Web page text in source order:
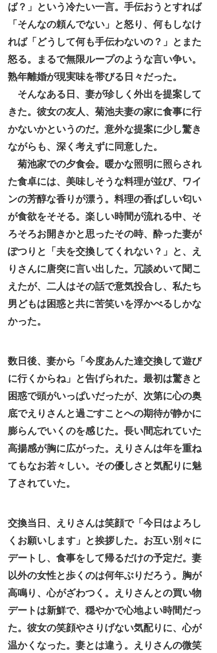
ば？」という冷たい一言。手伝おうとすれば
「そんなの頼んでない」と怒り、何もしなけ
れば「どうして何も手伝わないの？」とまた
怒る。まるで無限ループのような言い争い。
熟年離婚が現実味を帯びる日々だった。
そんなある日、妻が珍しく外出を提案して
きた。彼女の友人、菊池夫妻の家に食事に行
かないかというのだ。意外な提案に少し驚き
ながらも、深く考えずに同意した。
菊池家での夕食会。暖かな照明に照らされ
た食卓には、美味しそうな料理が並び、ワイ
ンの芳醇な香りが漂う。料理の香ばしい匂い
が食欲をそそる。楽しい時間が流れる中、そ
ろそろお開きかと思ったその時、酔った妻が
ぽつりと「夫を交換してくれない？」と、え
りさんに唐突に言い出した。冗談めいて聞こ
えたが、二人はその話で意気投合し、私たち
男どもは困惑と共に苦笑いを浮かべるしかな
かった。
数日後、妻から「今度あんた達交換して遊び
に行くからね」と告げられた。最初は驚きと
困惑で頭がいっぱいだったが、次第に心の奥
底でえりさんと過ごすことへの期待が静かに
膨らんでいくのを感じた。長い間忘れていた
高揚感が胸に広がった。えりさんは年を重ね
てもなお若々しい。その優しさと気配りに魅
了されていた。
交換当日、えりさんは笑顔で「今日はよろし
くお願いします」と挨拶した。お互い別々に
デートし、食事をして帰るだけの予定だ。妻
以外の女性と歩くのは何年ぶりだろう。胸が
高鳴り、心がざわつく。えりさんとの買い物
デートは新鮮で、穏やかで心地よい時間だっ
た。彼女の笑顔やさりげない気配りに、心が
温かくなった。妻とは違う。えりさんの微笑